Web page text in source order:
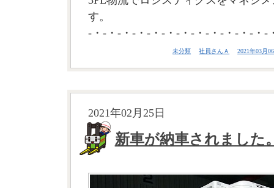
す。
-・-・-・-・-・-・-・-・-・-・-・-・-
未分類 社員さんＡ 2021年03月
2021年02月25日
新車が納車されました